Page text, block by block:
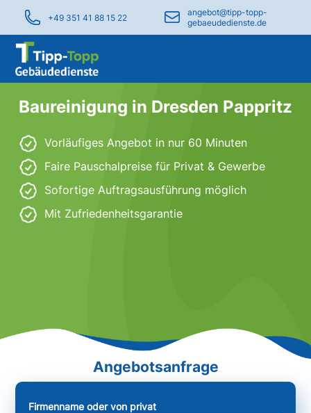
+49 351 41 88 15 22
angebot@tipp-topp-
gebaeudedienste.de
Baureinigung in Dresden Pappritz
Vorläufiges Angebot in nur 60 Minuten
Faire Pauschalpreise für Privat & Gewerbe
Sofortige Auftragsausführung möglich
Mit Zufriedenheitsgarantie
Firmenname oder von privat